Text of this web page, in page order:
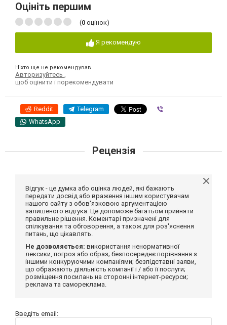
Оцініть першим
(0 оцінок)
Я рекомендую
Ніхто ще не рекомендував
Авторизуйтесь
щоб оцінити і порекомендувати
Reddit Telegram
WhatsApp
Рецензія
Відгук - це думка або оцінка людей, які бажають
передати досвід або враження іншим користувачам
нашого сайту з обов'язковою аргументацією
залишеного відгука. Це допоможе багатьом прийняти
правильне рішення. Коментарі призначені для
спілкування та обговорення, а також для роз'яснення
питань, що цікавлять.
Не дозволяється: використання ненормативної
лексики, погроз або образ; безпосереднє порівняння з
іншими конкуруючими компаніями; безпідставні заяви,
що ображають діяльність компанії і / або її послуги;
розміщення посилань на сторонні інтернет-ресурси;
реклама та самореклама.
Введіть email: